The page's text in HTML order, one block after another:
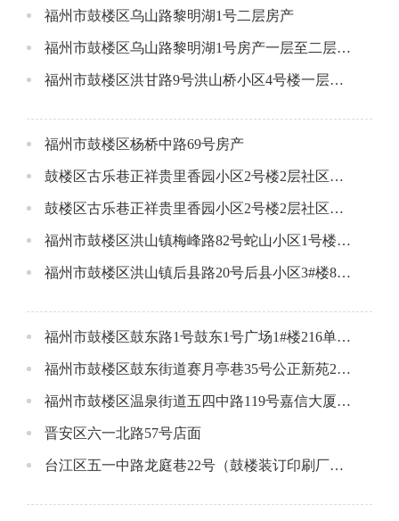
福州市鼓楼区乌山路黎明湖1号二层房产
福州市鼓楼区乌山路黎明湖1号房产一层至二层东侧
福州市鼓楼区洪甘路9号洪山桥小区4号楼一层场所
福州市鼓楼区杨桥中路69号房产
鼓楼区古乐巷正祥贵里香园小区2号楼2层社区配套用房A(东侧）
鼓楼区古乐巷正祥贵里香园小区2号楼2层社区配套用房B(西侧）
福州市鼓楼区洪山镇梅峰路82号蛇山小区1号楼1层1号店面
福州市鼓楼区洪山镇后县路20号后县小区3#楼803单元公开招租公告
福州市鼓楼区鼓东路1号鼓东1号广场1#楼216单元公开招租公告
福州市鼓楼区鼓东街道赛月亭巷35号公正新苑2#楼106单元公开招租公告
福州市鼓楼区温泉街道五四中路119号嘉信大厦一层公开招租公告
晋安区六一北路57号店面
台江区五一中路龙庭巷22号（鼓楼装订印刷厂）1-3层店面